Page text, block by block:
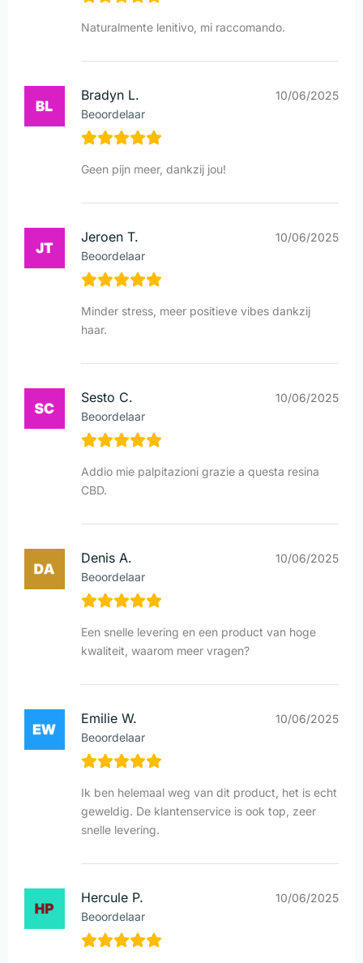
Naturalmente lenitivo, mi raccomando.
Bradyn L.
Beoordelaar
10/06/2025
Geen pijn meer, dankzij jou!
Jeroen T.
Beoordelaar
10/06/2025
Minder stress, meer positieve vibes dankzij
haar.
Sesto C.
Beoordelaar
10/06/2025
Addio mie palpitazioni grazie a questa resina
CBD.
Denis A.
Beoordelaar
10/06/2025
Een snelle levering en een product van hoge
kwaliteit, waarom meer vragen?
Emilie W.
Beoordelaar
10/06/2025
Ik ben helemaal weg van dit product, het is echt
geweldig. De klantenservice is ook top, zeer
snelle levering.
Hercule P.
Beoordelaar
10/06/2025